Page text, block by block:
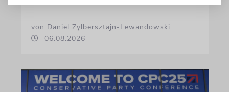
von Daniel Zylbersztajn-Lewandowski
06.08.2026